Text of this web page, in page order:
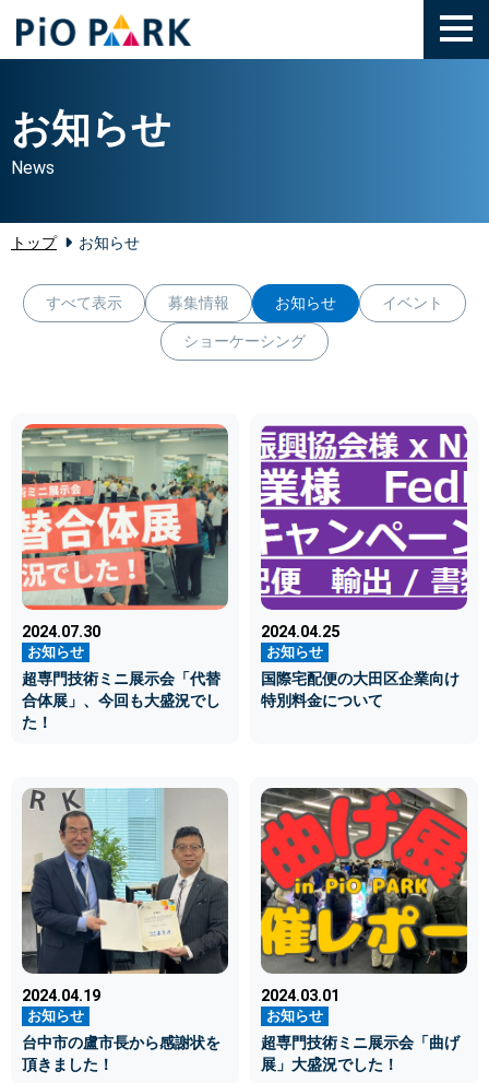
お知らせ
News
トップ お知らせ
すべて表示 募集情報 お知らせ イベント
ショーケーシング
2024.07.30
超専門技術ミニ展示会「代替
合体展」、今回も大盛況でし
た！
2024.04.25
国際宅配便の大田区企業向け
特別料金について
2024.04.19
台中市の盧市長から感謝状を
頂きました！
2024.03.01
超専門技術ミニ展示会「曲げ
展」大盛況でした！